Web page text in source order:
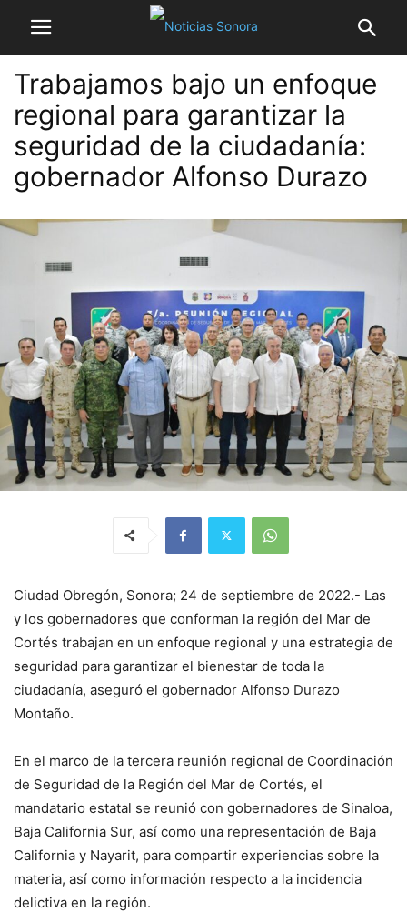
Trabajamos bajo un enfoque
regional para garantizar la
seguridad de la ciudadanía:
gobernador Alfonso Durazo
Ciudad Obregón, Sonora; 24 de septiembre de 2022.- Las
y los gobernadores que conforman la región del Mar de
Cortés trabajan en un enfoque regional y una estrategia de
seguridad para garantizar el bienestar de toda la
ciudadanía, aseguró el gobernador Alfonso Durazo
Montaño.
En el marco de la tercera reunión regional de Coordinación
de Seguridad de la Región del Mar de Cortés, el
mandatario estatal se reunió con gobernadores de Sinaloa,
Baja California Sur, así como una representación de Baja
California y Nayarit, para compartir experiencias sobre la
materia, así como información respecto a la incidencia
delictiva en la región.